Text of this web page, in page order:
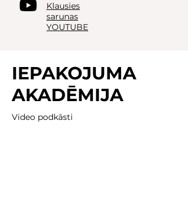
Klausies
sarunas
YOUTUBE
IEPAKOJUMA
AKADĒMIJA
Video podkāsti